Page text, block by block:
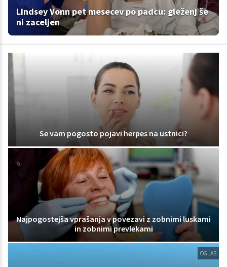
Lindsey Vonn pet mesecev po padcu: gleženj še
ni zaceljen
Se vam pogosto pojavi herpes na ustnici?
Najpogostejša vprašanja v povezavi z zobnimi luskami
in zobnimi prevlekami
OGLAS